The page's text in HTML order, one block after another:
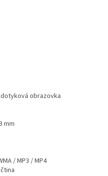
červená
obrazovka
mm
/ MP3 / MP4